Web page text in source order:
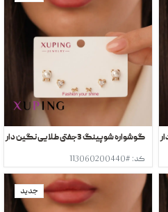
گوشواره شوپینگ 3جفتی طلایی نگین دار
کد: #113060200440
جدید